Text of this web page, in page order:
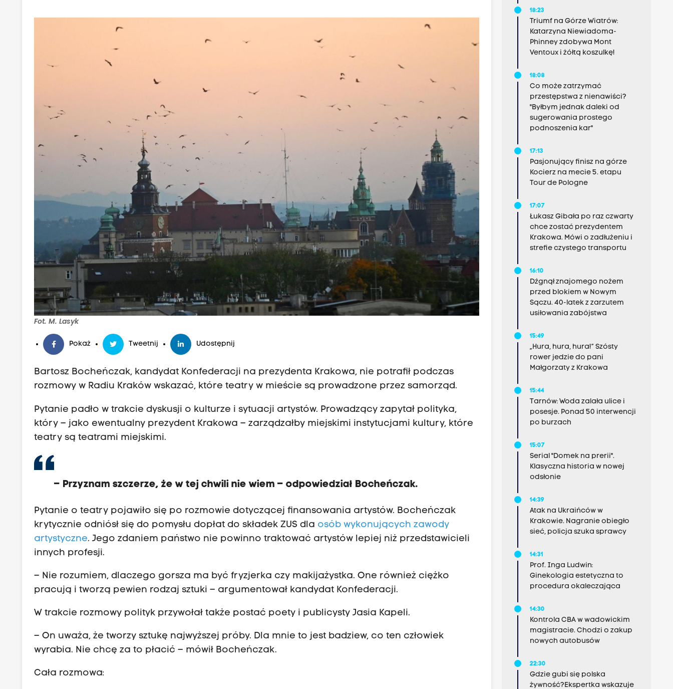
Fot. M. Lasyk
Pokaż Tweetnij Udostępnij
Bartosz Bocheńczak, kandydat Konfederacji na prezydenta Krakowa, nie potrafił podczas
rozmowy w Radiu Kraków wskazać, które teatry w mieście są prowadzone przez samorząd.
Pytanie padło w trakcie dyskusji o kulturze i sytuacji artystów. Prowadzący zapytał polityka,
który – jako ewentualny prezydent Krakowa – zarządzałby miejskimi instytucjami kultury, które
teatry są teatrami miejskimi.
– Przyznam szczerze, że w tej chwili nie wiem – odpowiedział Bocheńczak.
Pytanie o teatry pojawiło się po rozmowie dotyczącej finansowania artystów. Bocheńczak
krytycznie odniósł się do pomysłu dopłat do składek ZUS dla osób wykonujących zawody
artystyczne. Jego zdaniem państwo nie powinno traktować artystów lepiej niż przedstawicieli
innych profesji.
– Nie rozumiem, dlaczego gorsza ma być fryzjerka czy makijażystka. One również ciężko
pracują i tworzą pewien rodzaj sztuki – argumentował kandydat Konfederacji.
W trakcie rozmowy polityk przywołał także postać poety i publicysty Jasia Kapeli.
– On uważa, że tworzy sztukę najwyższej próby. Dla mnie to jest badziew, co ten człowiek
wyrabia. Nie chcę za to płacić – mówił Bocheńczak.
Cała rozmowa:
18:23
Triumf na Górze Wiatrów:
Katarzyna Niewiadoma-
Phinney zdobywa Mont
Ventoux i żółtą koszulkę!
18:08
Co może zatrzymać
przestępstwa z nienawiści?
"Byłbym jednak daleki od
sugerowania prostego
podnoszenia kar"
17:13
Pasjonujący finisz na górze
Kocierz na mecie 5. etapu
Tour de Pologne
17:07
Łukasz Gibała po raz czwarty
chce zostać prezydentem
Krakowa. Mówi o zadłużeniu i
strefie czystego transportu
16:10
Dźgnął znajomego nożem
przed blokiem w Nowym
Sączu. 40-latek z zarzutem
usiłowania zabójstwa
15:49
„Hura, hura, hura!” Szósty
rower jedzie do pani
Małgorzaty z Krakowa
15:44
Tarnów: Woda zalała ulice i
posesje. Ponad 50 interwencji
po burzach
15:07
Serial "Domek na prerii".
Klasyczna historia w nowej
odsłonie
14:39
Atak na Ukraińców w
Krakowie. Nagranie obiegło
sieć, policja szuka sprawcy
14:31
Prof. Inga Ludwin:
Ginekologia estetyczna to
procedura okaleczająca
14:30
Kontrola CBA w wadowickim
magistracie. Chodzi o zakup
nowych autobusów
22:30
Gdzie gubi się polska
żywność?Ekspertka wskazuje